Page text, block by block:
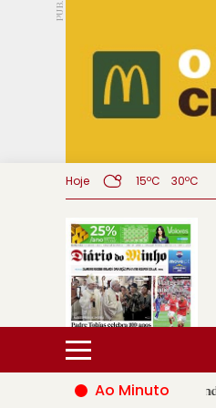
PUB.
Hoje 15ºC 30ºC
Ao Minuto
à inovação do mundo da moda